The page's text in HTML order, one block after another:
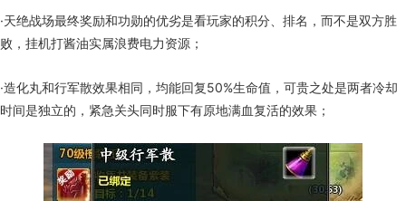
·天绝战场最终奖励和功勋的优劣是看玩家的积分、排名，而不是双方胜
败，挂机打酱油实属浪费电力资源；
·造化丸和行军散效果相同，均能回复50%生命值，可贵之处是两者冷却
时间是独立的，紧急关头同时服下有原地满血复活的效果；